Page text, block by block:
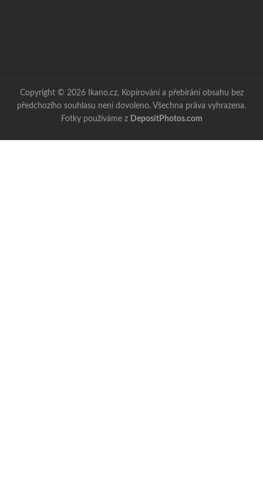
Copyright © 2026 Ikano.cz. Kopírování a přebírání obsahu bez
předchozího souhlasu není dovoleno. Všechna práva vyhrazena.
Fotky používáme z DepositPhotos.com